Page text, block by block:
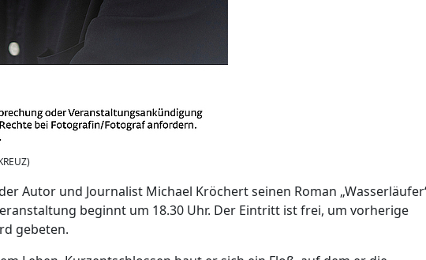
Autor und Journalist Michael Kröchert seinen Roman
beginnt um 18.30 Uhr. Der Eintritt ist frei, um vorherige
gebeten.